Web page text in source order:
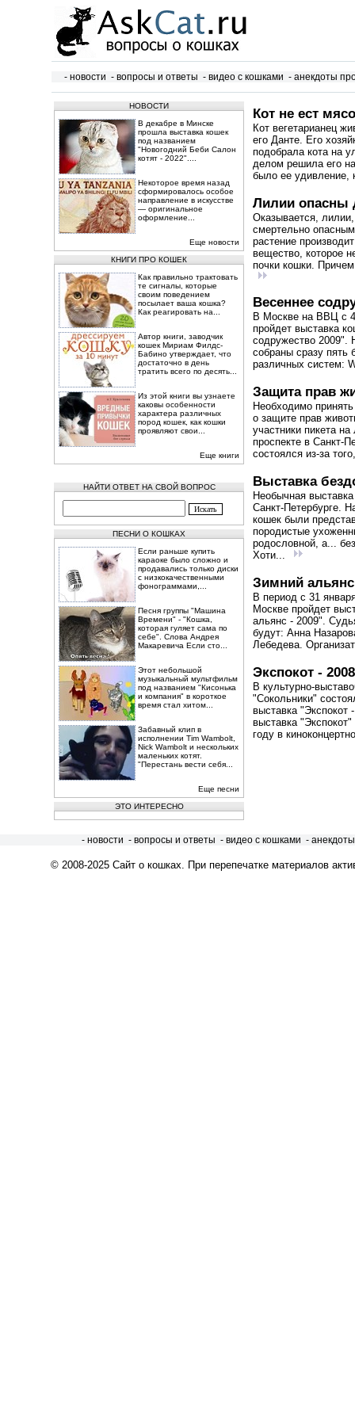
- новости - вопросы и ответы - видео с кошками - анекдоты
НОВОСТИ
В декабре в Минске
прошла выставка кошек
под названием
"Новогодний Беби Салон
котят - 2022"....
Некоторое время назад
сформировалось особое
направление в искусстве
— оригинальное
оформление...
Еще новости
КНИГИ ПРО КОШЕК
Как правильно трактовать
те сигналы, которые
своим поведением
посылает ваша кошка?
Как реагировать на...
Автор книги, заводчик
кошек Мириам Филдс-
Бабино утверждает, что
достаточно в день
тратить всего по десять...
Из этой книги вы узнаете
каковы особенности
характера различных
пород кошек, как кошки
проявляют свои...
Еще книги
НАЙТИ ОТВЕТ НА СВОЙ ВОПРОС
ПЕСНИ О КОШКАХ
Если раньше купить
караоке было сложно и
продавались только диски
с низкокачественными
фонограммами,...
Песня группы "Машина
Времени" - "Кошка,
которая гуляет сама по
себе". Слова Андрея
Макаревича Если сто...
Этот небольшой
музыкальный мультфильм
под названием "Кисонька
и компания" в короткое
время стал хитом...
Забавный клип в
исполнении Tim Wambolt,
Nick Wambolt и нескольких
маленьких котят.
"Перестань вести себя...
Еще песни
ЭТО ИНТЕРЕСНО
Кот не ест мясо
Кот вегетарианец
его Данте. Его
подобрала кота на
делом решила его
было ее удивление,
Лилии опасны
Оказывается,
смертельно
растение
вещество, которое
почки кошки.
Весеннее
В Москве на ВВЦ с
пройдет выставка
содружество 2009".
собраны сразу пять
различных систем:
Защита прав
Необходимо
о защите прав
участники пикета
проспекте в Санкт-
состоялся из-за
Выставка
Необычная
Санкт-Петербурге.
кошек были
породистые
родословной, а...
Хоти...
Зимний альянс
В период с 31
Москве пройдет
альянс - 2009".
будут: Анна
Лебедева.
Экспокот - 2008
В культурно-
"Сокольники"
выставка "Экспокот
выставка
году в
- новости - вопросы и ответы - видео с кошками -
© 2008-2025 Сайт о кошках. При перепечатке материалов